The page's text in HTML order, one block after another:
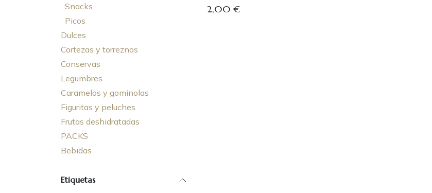
Snacks
Picos
Dulces
Cortezas y torreznos
Conservas
Legumbres
Caramelos y gominolas
Figuritas y peluches
Frutas deshidratadas
PACKS
Bebidas
Etiquetas
2,00 €